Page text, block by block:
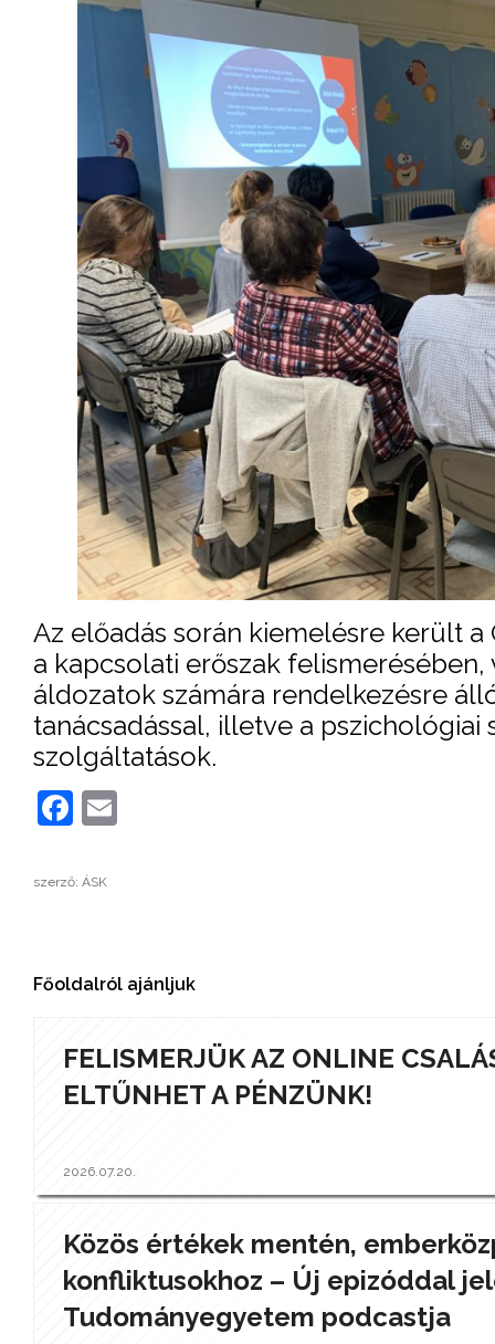
Az előadás során kiemelésre került
a kapcsolati erőszak
áldozatok számára rendelkezésre
tanácsadással, illetve a
szolgáltatások.
Facebook
szerző: ÁSK
Főoldalról ajánljuk
FELISMERJÜK AZ ONLINE
ELTŰNHET A PÉNZÜNK!
2026.07.20.
Közös értékek mentén,
konfliktusokhoz – Új epizóddal
Tudományegyetem podcastja